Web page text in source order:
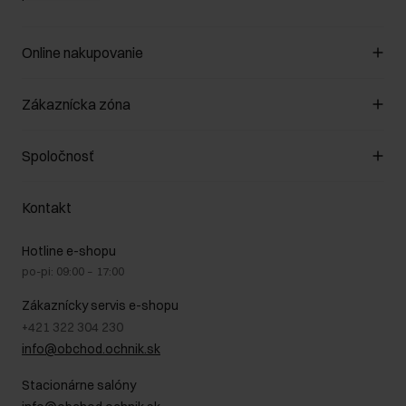
Online nakupovanie
Spravovať súbory cookie
Spôsob platby
Vrátenie
Zákaznícka zóna
Zákazníky klub
Pravidlá propagácie
Starostlivosť o kožu
Bezpečné nakupovanie
Blog
Najčastejšie kladené otázky (FAQ)
Spoločnosť
O nás
GDPR - Zásady ochrany osobných údajov
Právne informácie
Kontakt
Hotline e-shopu
po-pi: 09:00 – 17:00
Zákaznícky servis e-shopu
+421 322 304 230
info@obchod.ochnik.sk
Stacionárne salóny